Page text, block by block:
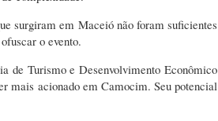
surgiram em Maceió não foram suficientes
o evento.
de Turismo e Desenvolvimento Econômico
mais acionado em Camocim. Seu potencial